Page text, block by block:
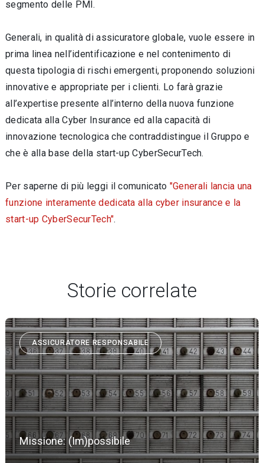
segmento delle PMI.
Generali, in qualità di assicuratore globale, vuole essere in
prima linea nell’identificazione e nel contenimento di
questa tipologia di rischi emergenti, proponendo soluzioni
innovative e appropriate per i clienti. Lo farà grazie
all’expertise presente all’interno della nuova funzione
dedicata alla Cyber Insurance ed alla capacità di
innovazione tecnologica che contraddistingue il Gruppo e
che è alla base della start-up CyberSecurTech.
Per saperne di più leggi il comunicato "Generali lancia una
funzione interamente dedicata alla cyber insurance e la
start-up CyberSecurTech".
Storie correlate
ASSICURATORE RESPONSABILE
Missione: (Im)possibile